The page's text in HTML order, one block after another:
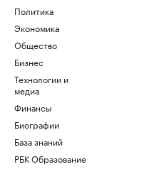
Политика
Экономика
Общество
Бизнес
Технологии и
медиа
Финансы
Биографии
База знаний
РБК Образование